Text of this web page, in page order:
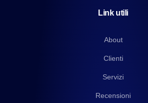
Link utili
About
Clienti
Servizi
Recensioni